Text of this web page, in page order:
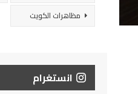
مظاهرات الكويت
انستغرام